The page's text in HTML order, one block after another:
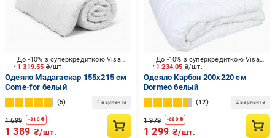
1 319.55 ₴/шт.
До -10% з суперкредиткою Visa Вигода
Одеяло Мадагаскар 155x215 см
Come-for белый
5 4 варианта
1 699 -310₴
1 389 ₴/шт.
1 234.05 ₴/шт.
До -10% з суперкредиткою Visa Вигода
Одеяло Карбон 200x220 см
Dormeo белый
12 2 варианта
1 979 -680₴
1 299 ₴/шт.